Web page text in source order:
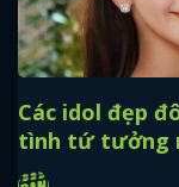
Các idol đẹp
tình tứ tưởng